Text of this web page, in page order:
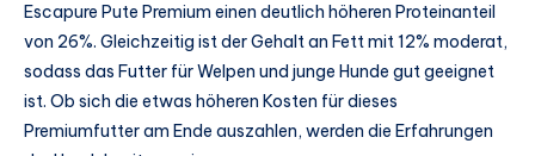
Escapure Pute Premium einen deutlich höheren Proteinanteil
von 26%. Gleichzeitig ist der Gehalt an Fett mit 12% moderat,
sodass das Futter für Welpen und junge Hunde gut geeignet
ist. Ob sich die etwas höheren Kosten für dieses
Premiumfutter am Ende auszahlen, werden die Erfahrungen